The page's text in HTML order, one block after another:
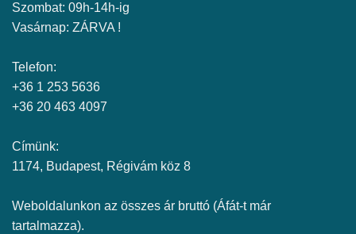
Szombat: 09h-14h-ig
Vasárnap: ZÁRVA !
Telefon:
+36 1 253 5636
+36 20 463 4097
Címünk:
1174, Budapest, Régivám köz 8
Weboldalunkon az összes ár bruttó (Áfát-t már
tartalmazza).